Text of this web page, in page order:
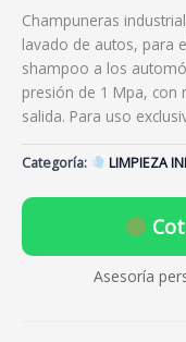
Champuneras
lavado de autos, para
shampoo a los
presión de 1 Mpa, con
salida. Para uso
Categoría: LIMPIEZA
Asesoría